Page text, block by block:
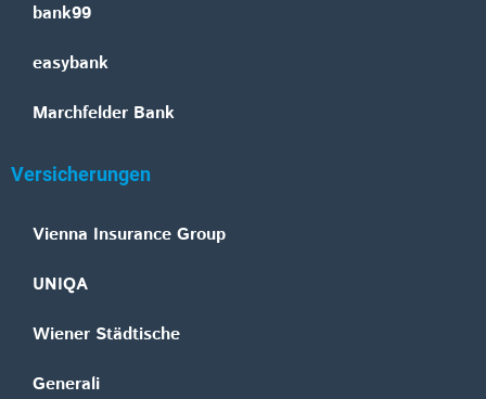
bank99
easybank
Marchfelder Bank
Versicherungen
Vienna Insurance Group
UNIQA
Wiener Städtische
Generali